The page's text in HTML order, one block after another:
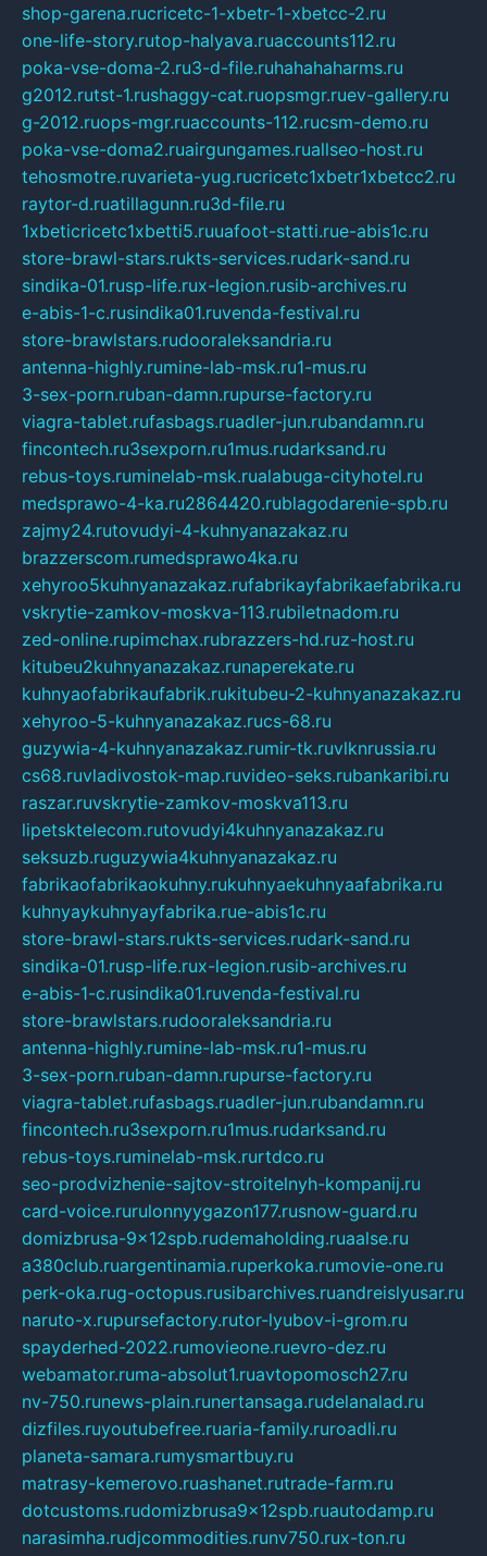
shop-garena.rucricetc-1-xbetr-1-xbetcc-2.ru
one-life-story.rutop-halyava.ruaccounts112.ru
poka-vse-doma-2.ru3-d-file.ruhahahaharms.ru
g2012.rutst-1.rushaggy-cat.ruopsmgr.ruev-gallery.ru
g-2012.ruops-mgr.ruaccounts-112.rucsm-demo.ru
poka-vse-doma2.ruairgungames.ruallseo-host.ru
tehosmotre.ruvarieta-yug.rucricetc1xbetr1xbetcc2.ru
raytor-d.ruatillagunn.ru3d-file.ru
1xbeticricetc1xbetti5.ruuafoot-statti.rue-abis1c.ru
store-brawl-stars.rukts-services.rudark-sand.ru
sindika-01.rusp-life.rux-legion.rusib-archives.ru
e-abis-1-c.rusindika01.ruvenda-festival.ru
store-brawlstars.rudooraleksandria.ru
antenna-highly.rumine-lab-msk.ru1-mus.ru
3-sex-porn.ruban-damn.rupurse-factory.ru
viagra-tablet.rufasbags.ruadler-jun.rubandamn.ru
fincontech.ru3sexporn.ru1mus.rudarksand.ru
rebus-toys.ruminelab-msk.rualabuga-cityhotel.ru
medsprawo-4-ka.ru2864420.rublagodarenie-spb.ru
zajmy24.rutovudyi-4-kuhnyanazakaz.ru
brazzerscom.rumedsprawo4ka.ru
xehyroo5kuhnyanazakaz.rufabrikayfabrikaefabrika.ru
vskrytie-zamkov-moskva-113.rubiletnadom.ru
zed-online.rupimchax.rubrazzers-hd.ruz-host.ru
kitubeu2kuhnyanazakaz.runaperekate.ru
kuhnyaofabrikaufabrik.rukitubeu-2-kuhnyanazakaz.ru
xehyroo-5-kuhnyanazakaz.rucs-68.ru
guzywia-4-kuhnyanazakaz.rumir-tk.ruvlknrussia.ru
cs68.ruvladivostok-map.ruvideo-seks.rubankaribi.ru
raszar.ruvskrytie-zamkov-moskva113.ru
lipetsktelecom.rutovudyi4kuhnyanazakaz.ru
seksuzb.ruguzywia4kuhnyanazakaz.ru
fabrikaofabrikaokuhny.rukuhnyaekuhnyaafabrika.ru
kuhnyaykuhnyayfabrika.rue-abis1c.ru
store-brawl-stars.rukts-services.rudark-sand.ru
sindika-01.rusp-life.rux-legion.rusib-archives.ru
e-abis-1-c.rusindika01.ruvenda-festival.ru
store-brawlstars.rudooraleksandria.ru
antenna-highly.rumine-lab-msk.ru1-mus.ru
3-sex-porn.ruban-damn.rupurse-factory.ru
viagra-tablet.rufasbags.ruadler-jun.rubandamn.ru
fincontech.ru3sexporn.ru1mus.rudarksand.ru
rebus-toys.ruminelab-msk.rurtdco.ru
seo-prodvizhenie-sajtov-stroitelnyh-kompanij.ru
card-voice.rurulonnyygazon177.rusnow-guard.ru
domizbrusa-9x12spb.rudemaholding.ruaalse.ru
a380club.ruargentinamia.ruperkoka.rumovie-one.ru
perk-oka.rug-octopus.rusibarchives.ruandreislyusar.ru
naruto-x.rupursefactory.rutor-lyubov-i-grom.ru
spayderhed-2022.rumovieone.ruevro-dez.ru
webamator.ruma-absolut1.ruavtopomosch27.ru
nv-750.runews-plain.runertansaga.rudelanalad.ru
dizfiles.ruyoutubefree.ruaria-family.ruroadli.ru
planeta-samara.rumysmartbuy.ru
matrasy-kemerovo.ruashanet.rutrade-farm.ru
dotcustoms.rudomizbrusa9x12spb.ruautodamp.ru
narasimha.rudjcommodities.runv750.rux-ton.ru